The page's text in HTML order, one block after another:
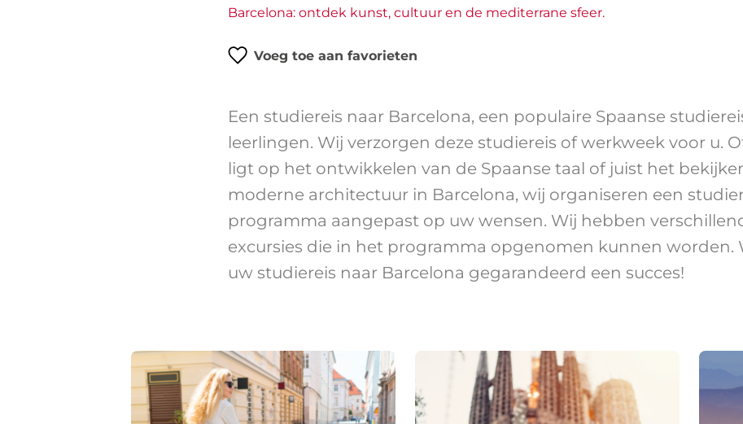
Barcelona: ontdek kunst, cultuur en de mediterrane sfeer.
Voeg toe aan favorieten
Een studiereis naar Barcelona, een populaire Spaanse
leerlingen. Wij verzorgen deze studiereis of werkweek voor u.
ligt op het ontwikkelen van de Spaanse taal of juist het
moderne architectuur in Barcelona, wij organiseren een
programma aangepast op uw wensen. Wij hebben
excursies die in het programma opgenomen kunnen worden.
uw studiereis naar Barcelona gegarandeerd een succes!